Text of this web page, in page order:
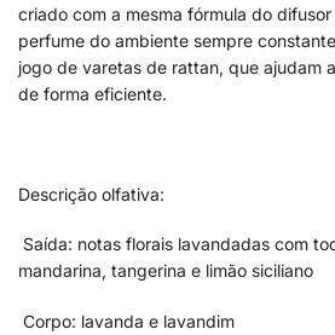
criado com a mesma fórmula do
perfume do ambiente sempre
jogo de varetas de rattan, que ajudam
de forma eficiente.
Descrição olfativa:
Saída: notas florais lavandadas com
mandarina, tangerina e limão siciliano
Corpo: lavanda e lavandim